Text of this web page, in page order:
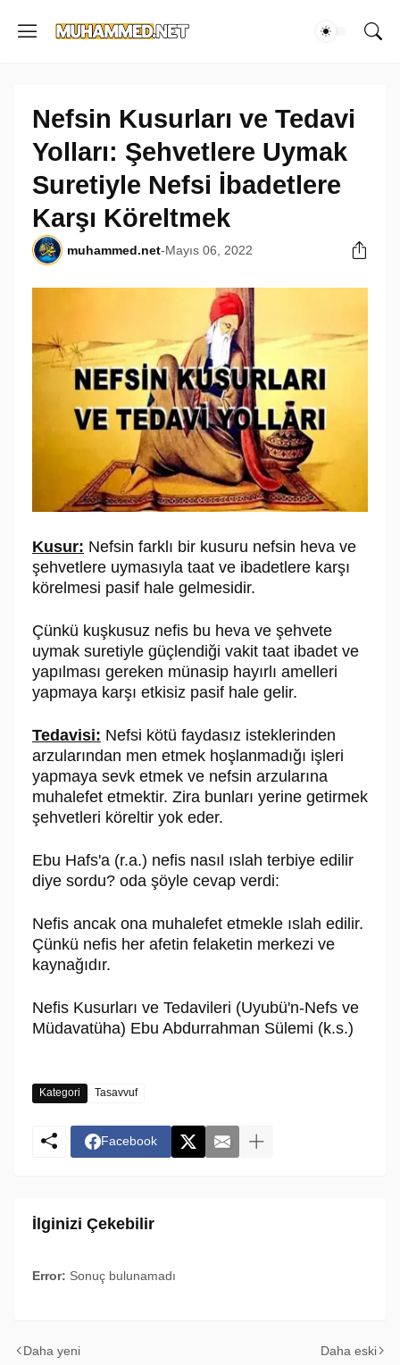
Nefsin Kusurları ve Tedavi
Yolları: Şehvetlere Uymak
Suretiyle Nefsi İbadetlere
Karşı Köreltmek
muhammed.net-Mayıs 06, 2022
Kusur: Nefsin farklı bir kusuru nefsin heva ve
şehvetlere uymasıyla taat ve ibadetlere karşı
körelmesi pasif hale gelmesidir.
Çünkü kuşkusuz nefis bu heva ve şehvete
uymak suretiyle güçlendiği vakit taat ibadet ve
yapılması gereken münasip hayırlı amelleri
yapmaya karşı etkisiz pasif hale gelir.
Tedavisi: Nefsi kötü faydasız isteklerinden
arzularından men etmek hoşlanmadığı işleri
yapmaya sevk etmek ve nefsin arzularına
muhalefet etmektir. Zira bunları yerine getirmek
şehvetleri köreltir yok eder.
Ebu Hafs'a (r.a.) nefis nasıl ıslah terbiye edilir
diye sordu? oda şöyle cevap verdi:
Nefis ancak ona muhalefet etmekle ıslah edilir.
Çünkü nefis her afetin felaketin merkezi ve
kaynağıdır.
Nefis Kusurları ve Tedavileri (Uyubü'n-Nefs ve
Müdavatüha) Ebu Abdurrahman Sülemi (k.s.)
Kategori Tasavvuf
Facebook
İlginizi Çekebilir
Error: Sonuç bulunamadı
Daha yeni Daha eski